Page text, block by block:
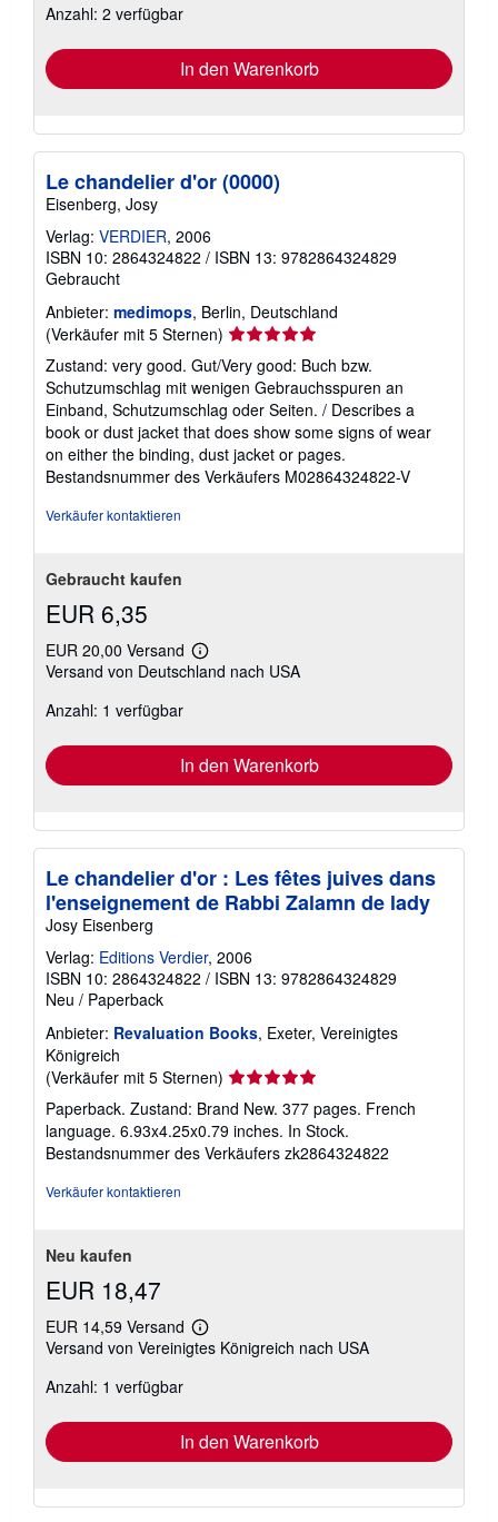
Anzahl: 2 verfügbar
In den Warenkorb
Le chandelier d'or (0000)
Eisenberg, Josy
Verlag: VERDIER, 2006
ISBN 10: 2864324822 / ISBN 13: 9782864324829
Gebraucht
Anbieter: medimops, Berlin, Deutschland
(Verkäufer mit 5 Sternen) Verkäuferbewertung
5
von
5
Sternen
Zustand: very good. Gut/Very good: Buch bzw.
Schutzumschlag mit wenigen Gebrauchsspuren an
Einband, Schutzumschlag oder Seiten. / Describes a
book or dust jacket that does show some signs of wear
on either the binding, dust jacket or pages.
Bestandsnummer des Verkäufers M02864324822-V
Verkäufer kontaktieren
Gebraucht kaufen
EUR 6,35
EUR 20,00 Versand
Weitere
Informationen
Versand von Deutschland nach USA
Anzahl: 1 verfügbar
In den Warenkorb
Le chandelier d'or : Les fêtes juives dans
l'enseignement de Rabbi Zalamn de lady
Josy Eisenberg
Verlag: Editions Verdier, 2006
ISBN 10: 2864324822 / ISBN 13: 9782864324829
Neu / Paperback
Anbieter: Revaluation Books, Exeter, Vereinigtes
Königreich
(Verkäufer mit 5 Sternen) Verkäuferbewertung
von
5
Sternen
Paperback. Zustand: Brand New. 377 pages. French
language. 6.93x4.25x0.79 inches. In Stock.
Bestandsnummer des Verkäufers zk2864324822
Verkäufer kontaktieren
Neu kaufen
EUR 18,47
EUR 14,59 Versand
Weitere
Informationen
Versand von Vereinigtes Königreich nach USA
Anzahl: 1 verfügbar
In den Warenkorb